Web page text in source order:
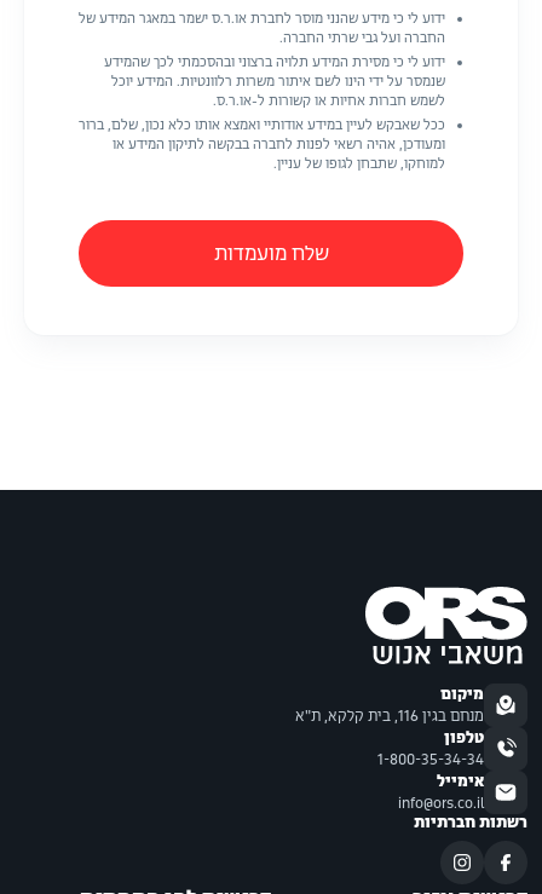
ידוע לי כי מידע שהנני מוסר לחברת או.ר.ס ישמר במאגר המידע של
החברה ועל גבי שרתי החברה.
ידוע לי כי מסירת המידע תלויה ברצוני ובהסכמתי לכך שהמידע
שנמסר על ידי הינו לשם איתור משרות רלוונטיות. המידע יוכל
לשמש חברות אחיות או קשורות ל-או.ר.ס.
ככל שאבקש לעיין במידע אודותיי ואמצא אותו כלא נכון, שלם, ברור
ומעודכן, אהיה רשאי לפנות לחברה בבקשה לתיקון המידע או
למוחקו, שתבחן לגופו של עניין.
שלח מועמדות
מיקום
מנחם בגין 116, בית קלקא, ת"א
טלפון
1-800-35-34-34
אימייל
info@ors.co.il
רשתות חברתיות